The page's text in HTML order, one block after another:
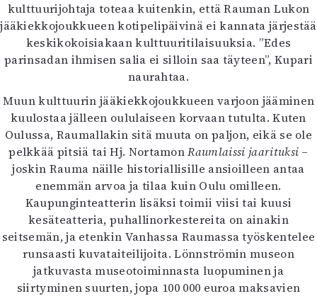
kulttuurijohtaja toteaa kuitenkin, että Rauman Lukon
jääkiekkojoukkueen kotipelipäivinä ei kannata järjestää
keskikokoisiakaan kulttuuritilaisuuksia. ”Edes
parinsadan ihmisen salia ei silloin saa täyteen”, Kupari
naurahtaa.
Muun kulttuurin jääkiekkojoukkueen varjoon jääminen
kuulostaa jälleen oululaiseen korvaan tutulta. Kuten
Oulussa, Raumallakin sitä muuta on paljon, eikä se ole
pelkkää pitsiä tai Hj. NortamonRaumlaissi jaarituksi –
joskin Rauma näille historiallisille ansioilleen antaa
enemmän arvoa ja tilaa kuin Oulu omilleen.
Kaupunginteatterin lisäksi toimii viisi tai kuusi
kesäteatteria, puhallinorkestereita on ainakin
seitsemän, ja etenkin Vanhassa Raumassa työskentelee
runsaasti kuvataiteilijoita. Lönnströmin museon
jatkuvasta museotoiminnasta luopuminen ja
siirtyminen suurten, jopa 100 000 euroa maksavien